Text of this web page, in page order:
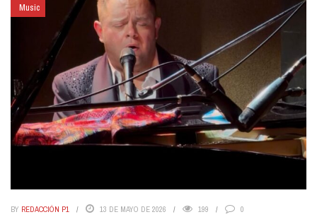
Music
BY REDACCIÓN P1 13 DE MAYO DE 2026 199 0